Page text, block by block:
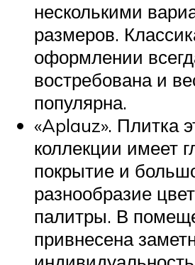
несколькими
размеров.
оформлении
востребована и
популярна.
«Aplauz». Плитка
коллекции имеет
покрытие и
разнообразие
палитры. В
привнесена